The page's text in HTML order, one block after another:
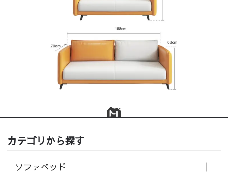
カテゴリから探す
ソファベッド